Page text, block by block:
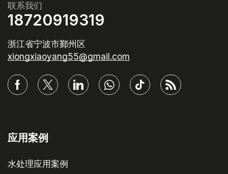
联系我们
18720919319
浙江省宁波市鄞州区
xiongxiaoyang55@gmail.com
应用案例
水处理应用案例